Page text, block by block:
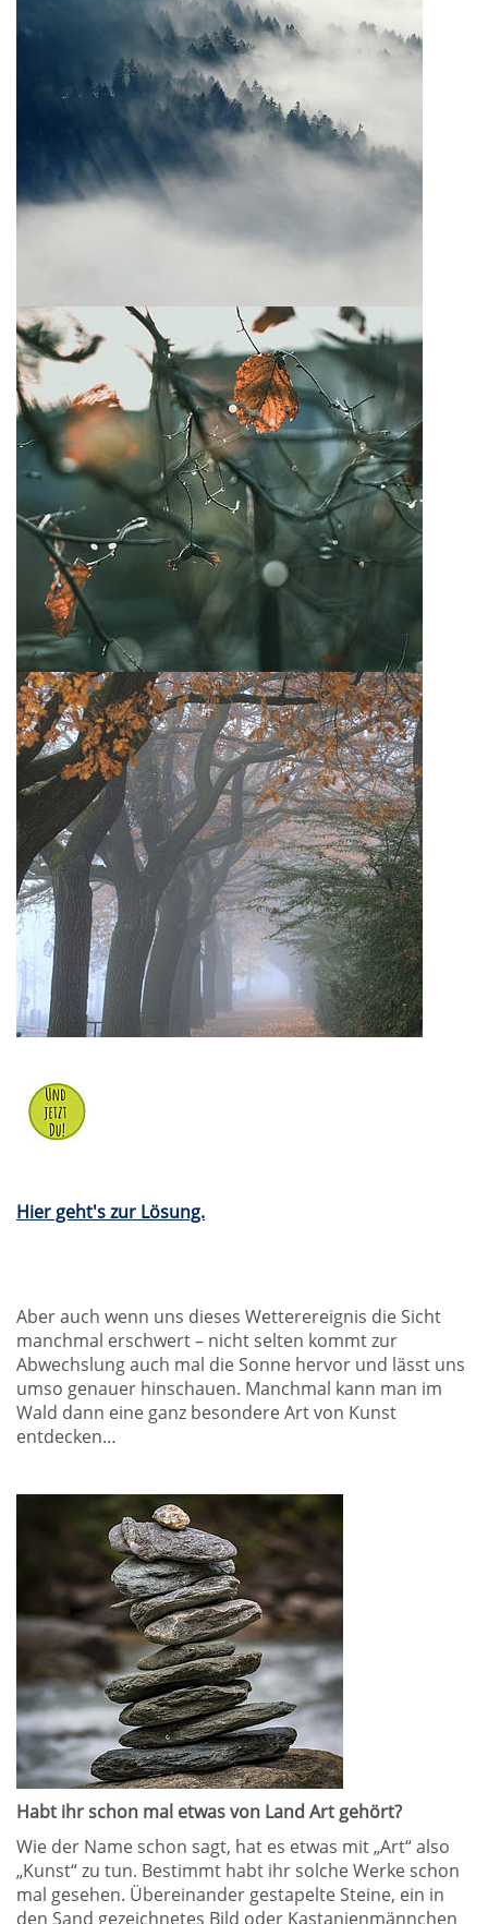
Hier geht's zur Lösung.
Aber auch wenn uns dieses Wetterereignis die Sicht
manchmal erschwert – nicht selten kommt zur
Abwechslung auch mal die Sonne hervor und lässt uns
umso genauer hinschauen. Manchmal kann man im
Wald dann eine ganz besondere Art von Kunst
entdecken…
Habt ihr schon mal etwas von Land Art gehört?
Wie der Name schon sagt, hat es etwas mit „Art“ also
„Kunst“ zu tun. Bestimmt habt ihr solche Werke schon
mal gesehen. Übereinander gestapelte Steine, ein in
den Sand gezeichnetes Bild oder Kastanienmännchen